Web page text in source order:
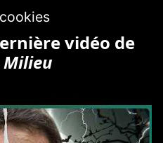
vidéo de
Milieu